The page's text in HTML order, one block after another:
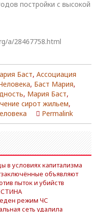
постройки с высокой
a/28467758.html
Баст, Ассоциация
, Баст Мария,
, Мария Баст,
сирот жильем,
Permalink
в условиях капитализма
объявляют
пыток и убийств
режим ЧС
сеть удалила